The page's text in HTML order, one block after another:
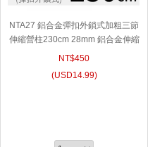
NTA27 鋁合金彈扣外鎖式加粗三節
伸縮營柱230cm 28mm 鋁合金伸縮
營柱 鋁合金伸縮鋁柱 前庭柱 天幕
NT$450
(USD14.99)